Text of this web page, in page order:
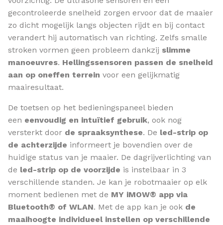
gecontroleerde snelheid zorgen ervoor dat de maaier
zo dicht mogelijk langs objecten rijdt en bij contact
verandert hij automatisch van richting. Zelfs smalle
stroken vormen geen probleem dankzij slimme
manoeuvres. Hellingssensoren passen de snelheid
aan op oneffen terrein voor een gelijkmatig
maairesultaat.
De toetsen op het bedieningspaneel bieden
een eenvoudig en intuïtief gebruik, ook nog
versterkt door de spraaksynthese. De led-strip op
de achterzijde informeert je bovendien over de
huidige status van je maaier. De dagrijverlichting van
de led-strip op de voorzijde is instelbaar in 3
verschillende standen. Je kan je robotmaaier op elk
moment bedienen met de MY iMOW® app via
Bluetooth® of WLAN. Met de app kan je ook de
maaihoogte individueel instellen op verschillende